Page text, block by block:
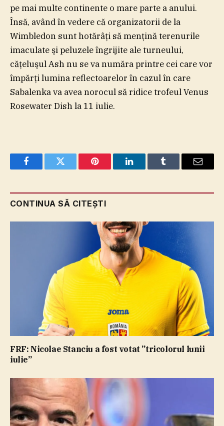
pe mai multe continente o mare parte a anului.
Însă, având în vedere că organizatorii de la
Wimbledon sunt hotărâţi să menţină terenurile
imaculate şi peluzele îngrijite ale turneului,
căţeluşul Ash nu se va număra printre cei care vor
împărţi lumina reflectoarelor în cazul în care
Sabalenka va avea norocul să ridice trofeul Venus
Rosewater Dish la 11 iulie.
FacebookTwitter Pinterest LinkedInTumblr Email
CONTINUA SĂ CITEȘTI
FRF: Nicolae Stanciu a fost votat ”tricolorul lunii
iulie”